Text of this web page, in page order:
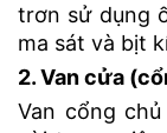
trơn sử dụng
ma sát và bịt
2. Van cửa
Van cổng